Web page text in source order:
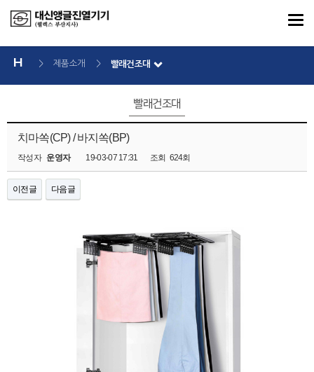
> 제품소개 > 빨래건조대
빨래건조대
치마쏙(CP) / 바지쏙(BP)
작성자 운영자 19-03-07 17:31 조회 624회
이전글 다음글